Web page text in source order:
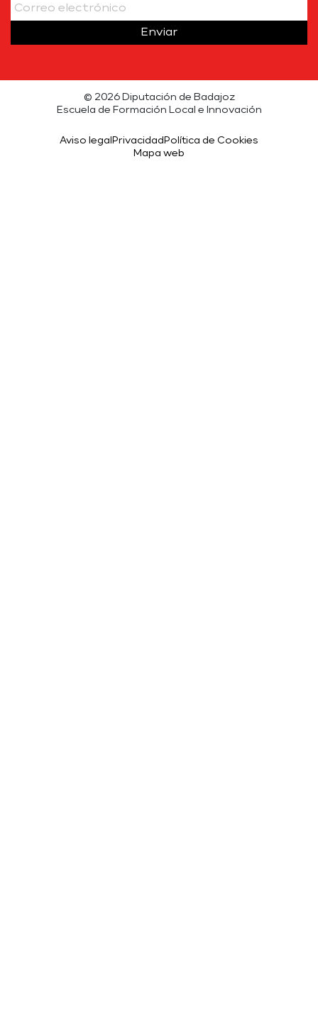
Enviar
© 2026 Diputación de Badajoz
Escuela de Formación Local e Innovación
Aviso legal Privacidad Política de Cookies
Mapa web